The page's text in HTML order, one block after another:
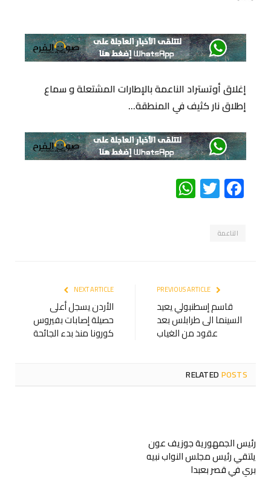
إغلاق أوتستراد الناعمة بالإطارات المشتعلة و سماع
إطلاق نار كثيف في المنطقة…
Facebook
Twitter
WhatsApp
الناعمة
قاسم إسطنبولي يعيد
السينما الى طرابلس بعد
عقود من الغياب
NEXT ARTICLE
الأردن يسجل أعلى
حصيلة إصابات بفيروس
كورونا منذ بدء الجائحة
RELATEDPOSTS
رئيس الجمهورية جوزيف عون
يلتقي رئيس مجلس النواب نبيه
بري في قصر بعبدا